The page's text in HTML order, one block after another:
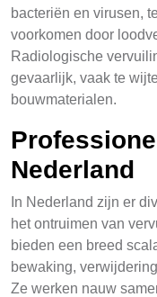
bacteriën en virusen,
voorkomen door
Radiologische
gevaarlijk, vaak te
bouwmaterialen.
Nederland
In Nederland zijn er
het ontruimen van
bieden een breed
bewaking,
Ze werken nauw